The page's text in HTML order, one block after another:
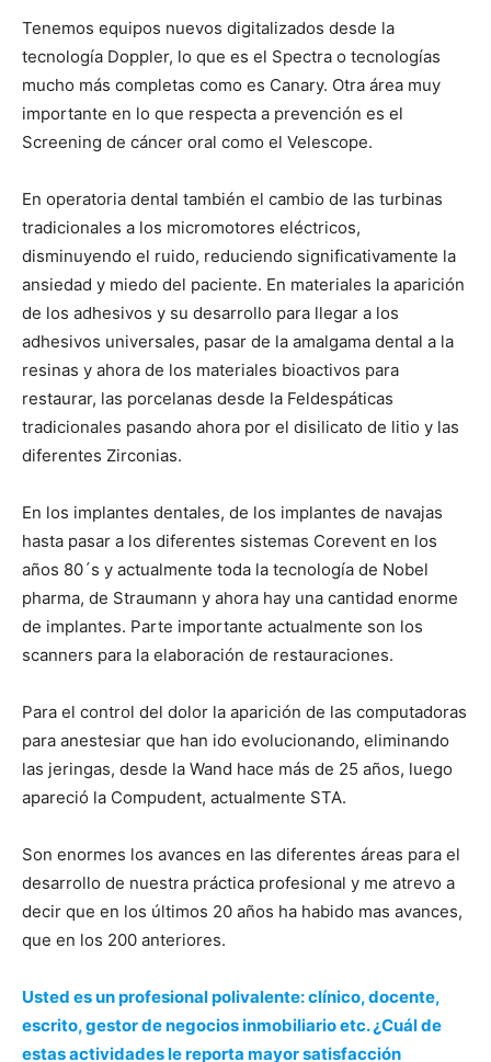
Tenemos equipos nuevos digitalizados desde la
tecnología Doppler, lo que es el Spectra o tecnologías
mucho más completas como es Canary. Otra área muy
importante en lo que respecta a prevención es el
Screening de cáncer oral como el Velescope.
En operatoria dental también el cambio de las turbinas
tradicionales a los micromotores eléctricos,
disminuyendo el ruido, reduciendo significativamente la
ansiedad y miedo del paciente. En materiales la aparición
de los adhesivos y su desarrollo para llegar a los
adhesivos universales, pasar de la amalgama dental a la
resinas y ahora de los materiales bioactivos para
restaurar, las porcelanas desde la Feldespáticas
tradicionales pasando ahora por el disilicato de litio y las
diferentes Zirconias.
En los implantes dentales, de los implantes de navajas
hasta pasar a los diferentes sistemas Corevent en los
años 80´s y actualmente toda la tecnología de Nobel
pharma, de Straumann y ahora hay una cantidad enorme
de implantes. Parte importante actualmente son los
scanners para la elaboración de restauraciones.
Para el control del dolor la aparición de las computadoras
para anestesiar que han ido evolucionando, eliminando
las jeringas, desde la Wand hace más de 25 años, luego
apareció la Compudent, actualmente STA.
Son enormes los avances en las diferentes áreas para el
desarrollo de nuestra práctica profesional y me atrevo a
decir que en los últimos 20 años ha habido mas avances,
que en los 200 anteriores.
Usted es un profesional polivalente: clínico, docente,
escrito, gestor de negocios inmobiliario etc. ¿Cuál de
estas actividades le reporta mayor satisfacción